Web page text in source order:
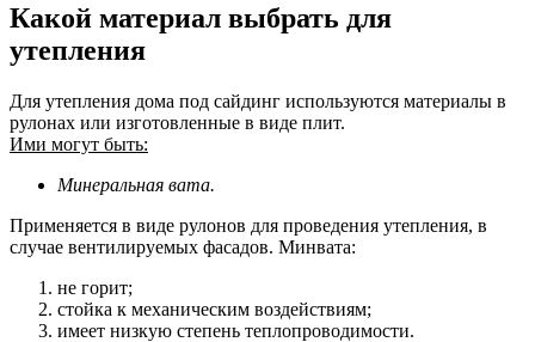
Какой материал выбрать для
утепления
Для утепления дома под сайдинг используются материалы в
рулонах или изготовленные в виде плит.
Ими могут быть:
Минеральная вата.
Применяется в виде рулонов для проведения утепления, в
случае вентилируемых фасадов. Минвата:
не горит;
стойка к механическим воздействиям;
имеет низкую степень теплопроводимости.